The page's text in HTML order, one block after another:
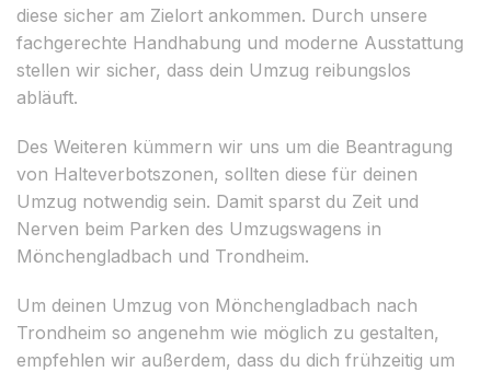
diese sicher am Zielort ankommen. Durch unsere
fachgerechte Handhabung und moderne Ausstattung
stellen wir sicher, dass dein Umzug reibungslos
abläuft.
Des Weiteren kümmern wir uns um die Beantragung
von Halteverbotszonen, sollten diese für deinen
Umzug notwendig sein. Damit sparst du Zeit und
Nerven beim Parken des Umzugswagens in
Mönchengladbach und Trondheim.
Um deinen Umzug von Mönchengladbach nach
Trondheim so angenehm wie möglich zu gestalten,
empfehlen wir außerdem, dass du dich frühzeitig um